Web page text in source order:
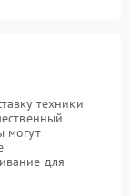
техники
могут
для